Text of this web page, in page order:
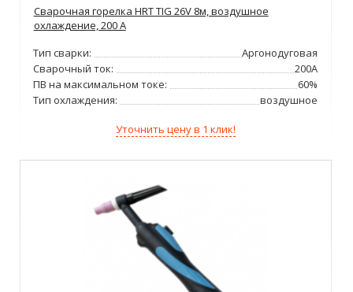
Сварочная горелка HRT TIG 26V 8м, воздушное
охлаждение, 200 А
Тип сварки:
Аргонодуговая
Сварочный ток:
200А
ПВ на максимальном токе:
60%
Тип охлаждения:
воздушное
Уточнить цену в 1 клик!